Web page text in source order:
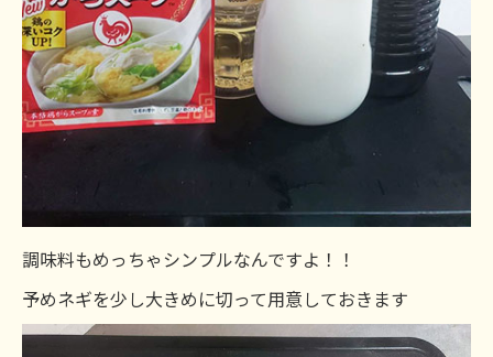
調味料もめっちゃシンプルなんですよ！！
予めネギを少し大きめに切って用意しておきます